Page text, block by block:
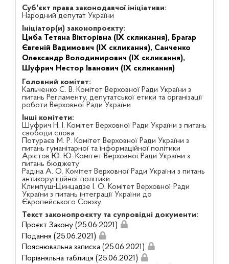
Суб'єкт права законодавчої ініціативи:
Народний депутат України
Ініціатор(и) законопроєкту:
Циба Тетяна Вікторівна (IX скликання), Брагар
Євгеній Вадимович (IX скликання), Санченко
Олександр Володимирович (IX скликання),
Шуфрич Нестор Іванович (IX скликання)
Головний комітет:
Кальченко С. В. Комітет Верховної Ради України з
питань Регламенту, депутатської етики та організації
роботи Верховної Ради України
Інші комітети:
Шуфрич Н. І. Комітет Верховної Ради України з питань
свободи слова
Потураєв М. Р. Комітет Верховної Ради України з
питань гуманітарної та інформаційної політики
Арістов Ю. Ю. Комітет Верховної Ради України з
питань бюджету
Радіна А. О. Комітет Верховної Ради України з питань
антикорупційної політики
Климпуш-Цинцадзе І. О. Комітет Верховної Ради
України з питань інтеграції України до
Європейського Союзу
Текст законопроєкту та супровідні документи:
Проєкт Закону (25.06.2021)
Подання (25.06.2021)
Пояснювальна записка (25.06.2021)
Порівняльна таблиця (25.06.2021)